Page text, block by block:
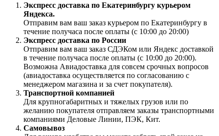
Экспресс доставка по Екатеринбургу курьером
Яндекса.
Отправим вам ваш заказ курьером по Екатеринбургу в
течение получаса после оплаты (с 10:00 до 20:00)
Экспресс доставка по России
Отправим вам ваш заказ СДЭКом или Яндекс доставкой
в течение получаса после оплаты (с 10:00 до 20:00).
Возможна Авиадоставка для совсем срочных вопросов
(авиадоставка осуществляется по согласованию с
менеджером магазина и за счет покупателя).
Транспортной компанией
Для крупногабаритных и тяжелых грузов или по
желанию покупателя отправляем заказы транспортными
компаниями Деловые Линии, ПЭК, Кит.
Самовывоз